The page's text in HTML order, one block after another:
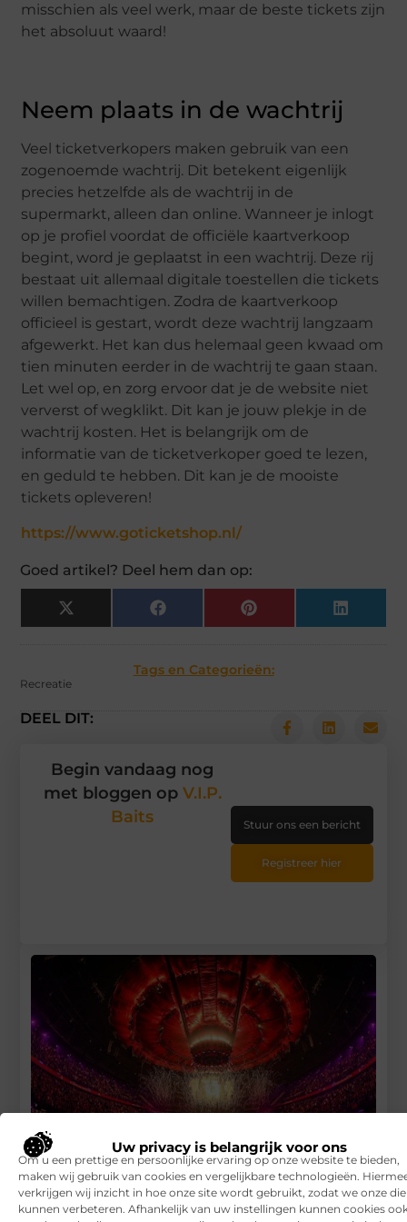
Uw privacy is belangrijk voor ons
Om u een prettige en persoonlijke ervaring op onze website te bieden,
maken wij gebruik van cookies en vergelijkbare technologieën.
verkrijgen wij inzicht in hoe onze site wordt gebruikt, zodat we onze
kunnen verbeteren. Afhankelijk van uw instellingen kunnen cookies
misschien als veel werk, maar de beste tickets zijn
het absoluut waard!
Neem plaats in de wachtrij
Veel ticketverkopers maken gebruik van een
zogenoemde wachtrij. Dit betekent eigenlijk
precies hetzelfde als de wachtrij in de
supermarkt, alleen dan online. Wanneer je inlogt
op je profiel voordat de officiële kaartverkoop
begint, word je geplaatst in een wachtrij. Deze rij
bestaat uit allemaal digitale toestellen die tickets
willen bemachtigen. Zodra de kaartverkoop
officieel is gestart, wordt deze wachtrij langzaam
afgewerkt. Het kan dus helemaal geen kwaad om
tien minuten eerder in de wachtrij te gaan staan.
Let wel op, en zorg ervoor dat je de website niet
ververst of wegklikt. Dit kan je jouw plekje in de
wachtrij kosten. Het is belangrijk om de
informatie van de ticketverkoper goed te lezen,
en geduld te hebben. Dit kan je de mooiste
tickets opleveren!
https://www.goticketshop.nl/
Goed artikel? Deel hem dan op:
X
(Twitter)
Facebook Pinterest LinkedIn
Tags en Categorieën:
Recreatie
DEEL DIT:
Waar moet je op letten bij het kopen van online tickets?
Begin vandaag nog
met bloggen op V.I.P.
Baits
Stuur ons een bericht
Registreer hier